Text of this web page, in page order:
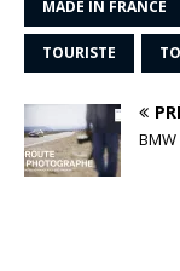
MADE IN FRANCE
TOURISTE